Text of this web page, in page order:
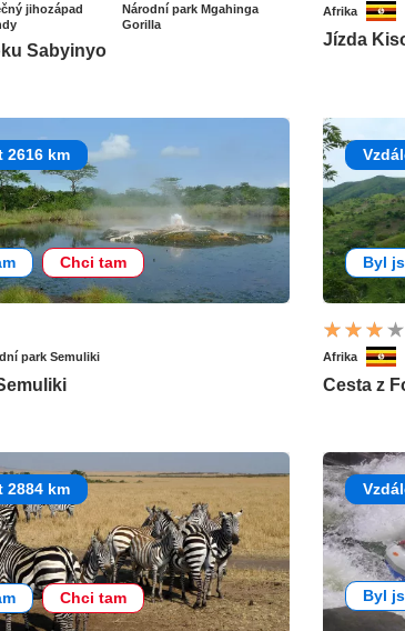
jihozápad
Národní park Mgahinga
Gorilla
Sabyinyo
Afrika
Jízda
2616 km
Chci tam
park Semuliki
Byl
Afrika
Cesta z
2884 km
Chci tam Byl